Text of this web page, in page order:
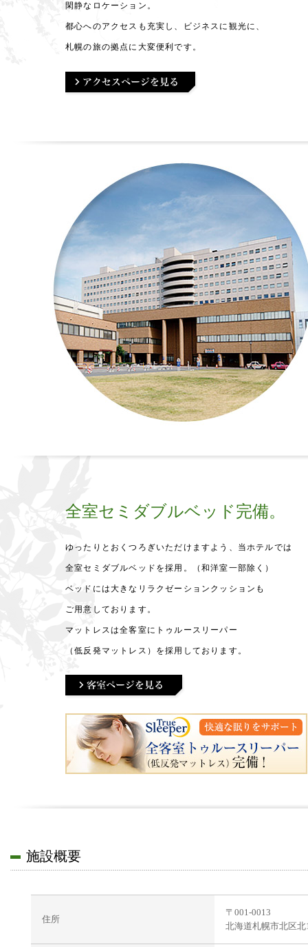
閑静なロケーション。
都心へのアクセスも充実し、ビジネスに観光に、
札幌の旅の拠点に大変便利です。
全室セミダブルベッド完備。
ゆったりとおくつろぎいただけますよう、当ホテルでは
全室セミダブルベッドを採用。（和洋室一部除く）
ベッドには大きなリラクゼーションクッションも
ご用意しております。
マットレスは全客室にトゥルースリーパー
（低反発マットレス）を採用しております。
施設概要
住所
〒001-0013
北海道札幌市北区